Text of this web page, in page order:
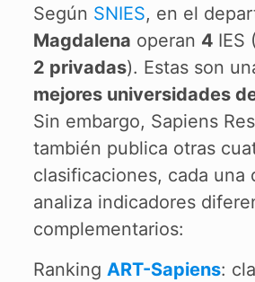
Según SNIES, en el
Magdalena operan 4 IES (
2 privadas). Estas son
mejores universidades
Sin embargo, Sapiens
también publica otras
clasificaciones, cada una
analiza indicadores
complementarios:
Ranking ART-Sapiens: